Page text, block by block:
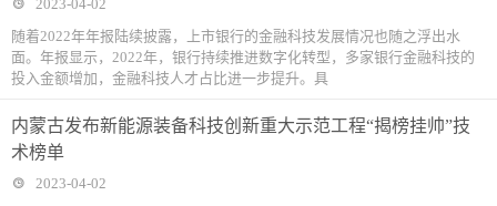
2023-04-02
随着2022年年报陆续披露，上市银行的金融科技发展情况也随之浮出水
面。年报显示，2022年，银行持续推进数字化转型，多家银行金融科技的
投入金额增加，金融科技人才占比进一步提升。具
内蒙古发布新能源装备科技创新重大示范工程“揭榜挂帅”技
术榜单
2023-04-02